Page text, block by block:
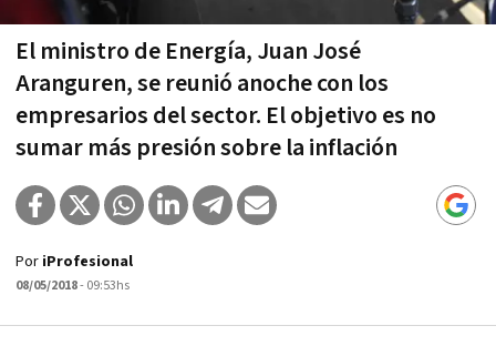
El ministro de Energía, Juan José
Aranguren, se reunió anoche con los
empresarios del sector. El objetivo es no
sumar más presión sobre la inflación
Por iProfesional
08/05/2018- 09:53hs